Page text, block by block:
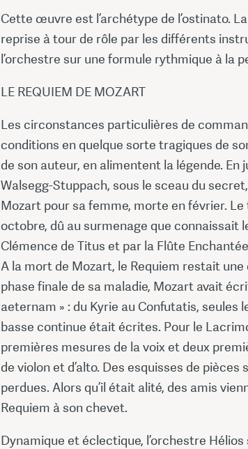
Cette œuvre est l’archétype de l’ostinato.
reprise à tour de rôle par les différents
l’orchestre sur une formule rythmique à la
LE REQUIEM DE MOZART
Les circonstances particulières de
conditions en quelque sorte tragiques de
de son auteur, en alimentent la légende. En
Walsegg-Stuppach, sous le sceau du
Mozart pour sa femme, morte en février.
octobre, dû au surmenage que connaissait
Clémence de Titus et par la Flûte
A la mort de Mozart, le Requiem restait
phase finale de sa maladie, Mozart avait
aeternam » : du Kyrie au Confutatis, seules
basse continue était écrites. Pour le
premières mesures de la voix et deux
de violon et d’alto. Des esquisses de
perdues. Alors qu’il était alité, des amis
Requiem à son chevet.
Dynamique et éclectique, l’orchestre Hélios